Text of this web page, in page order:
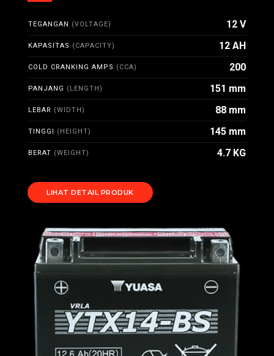
TEGANGAN (VOLTAGE) 12 V
KAPASITAS (CAPACITY) 12 AH
COLD CRANKING AMPS (CCA) 200
PANJANG (LENGTH) 151 mm
LEBAR (WIDTH) 88 mm
TINGGI (HEIGHT) 145 mm
BERAT (WEIGHT) 4.7 KG
LIHAT DETAIL PRODUK